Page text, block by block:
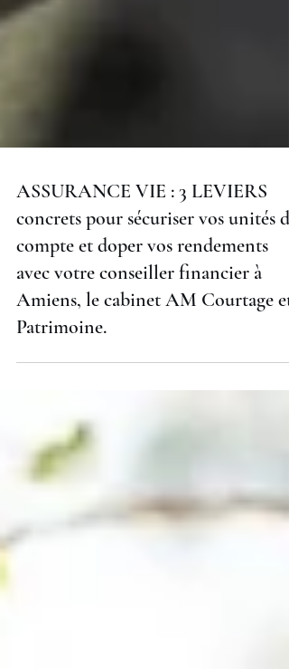
ASSURANCE VIE : 3 LEVIERS
concrets pour sécuriser vos unités de
compte et doper vos rendements
avec votre conseiller financier à
Amiens, le cabinet AM Courtage et
Patrimoine.